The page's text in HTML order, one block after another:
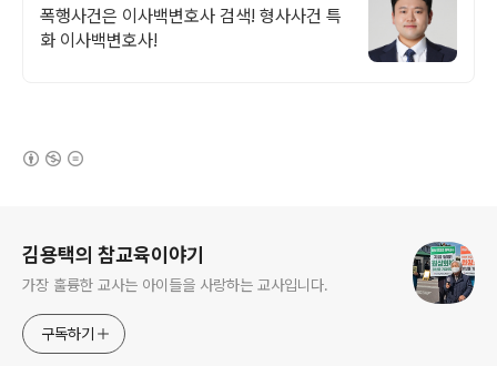
폭행사건은 이사백변호사 검색! 형사사건 특
화 이사백변호사!
김용택의 참교육이야기
가장 훌륭한 교사는 아이들을 사랑하는 교사입니다.
구독하기